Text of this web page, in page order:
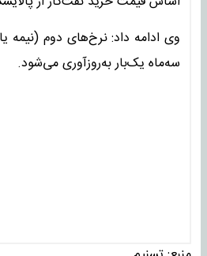
وی ادامه داد: نرخ‌های دوم (نیمه
سه‌ماه یک‌بار به‌روزآوری می‌شود.